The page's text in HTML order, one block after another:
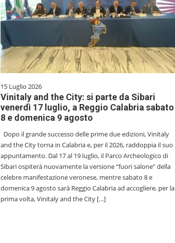
15 Luglio 2026
Vinitaly and the City: si parte da Sibari
venerdì 17 luglio, a Reggio Calabria sabato
8 e domenica 9 agosto
Dopo il grande successo delle prime due edizioni, Vinitaly
and the City torna in Calabria e, per il 2026, raddoppia il suo
appuntamento. Dal 17 al 19 luglio, il Parco Archeologico di
Sibari ospiterà nuovamente la versione “fuori salone” della
celebre manifestazione veronese, mentre sabato 8 e
domenica 9 agosto sarà Reggio Calabria ad accogliere, per la
prima volta, Vinitaly and the City […]